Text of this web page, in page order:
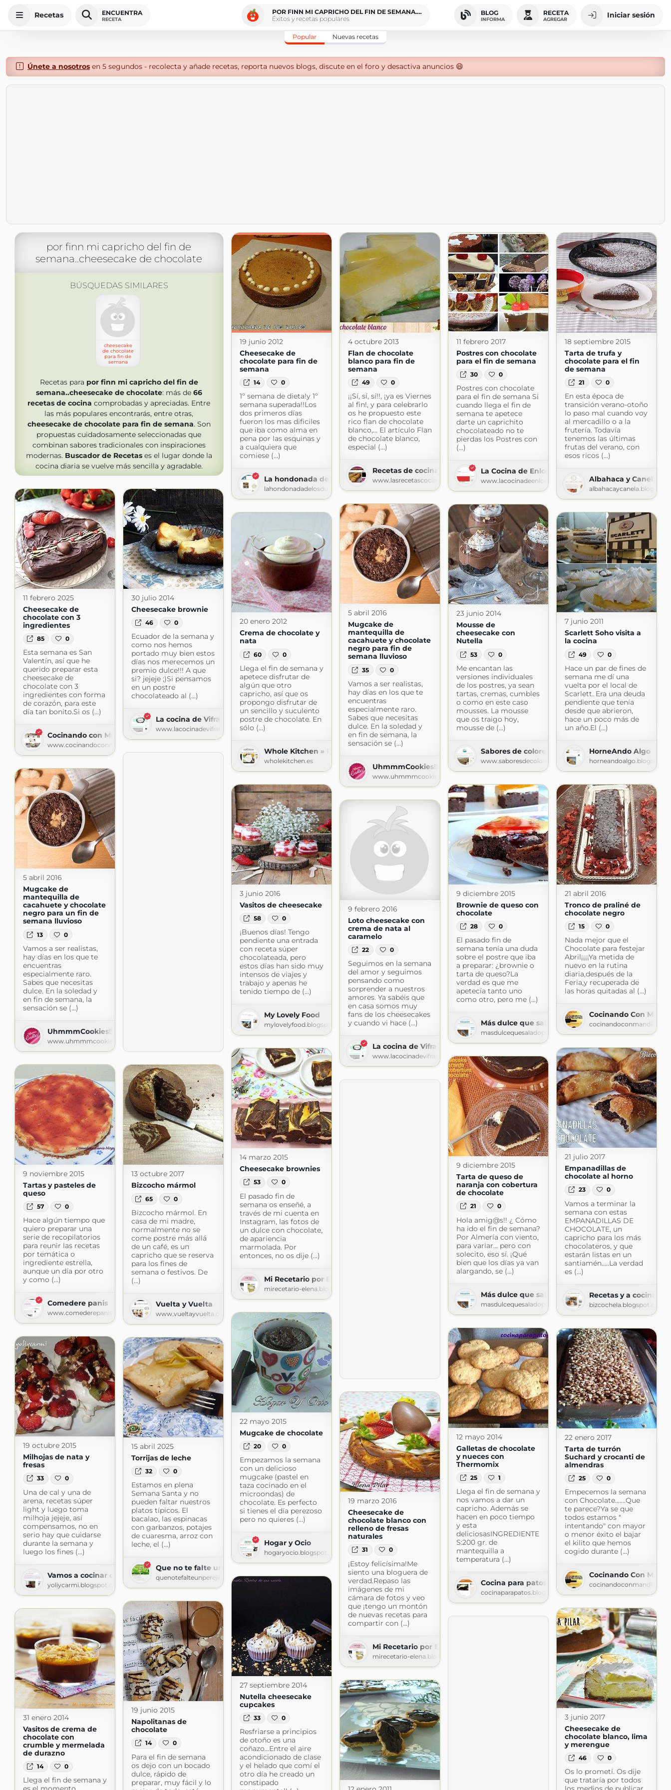
Recetas ENCUENTRA
RECETA
POR FINN MI CAPRICHO DEL FIN DE SEMANA..CHEESECAKE DE CHOCOLATE
Éxitos y recetas populares
BLOG
INFORMA
RECETA
AGREGAR Iniciar sesión
Popular Nuevas recetas
Únete a nosotrosen 5 segundos - recolecta y añade recetas, reporta nuevos blogs, discute en el foro y desactiva anuncios 😄
por finn mi capricho del fin de
semana..cheesecake de chocolate
BÚSQUEDAS SIMILARES
cheesecake
de chocolate
para fin de
semana
Recetas para por finn mi capricho del fin de
semana..cheesecake de chocolate: más de 66
recetas de cocina comprobadas y apreciadas. Entre
las más populares encontrarás, entre otras,
cheesecake de chocolate para fin de semana. Son
propuestas cuidadosamente seleccionadas que
combinan sabores tradicionales con inspiraciones
modernas. Buscador de Recetases el lugar donde la
cocina diaria se vuelve más sencilla y agradable.
19 junio 2012
Cheesecake de
chocolate para fin de
semana
14 0
1º semana de dieta!y 1º
semana superada!!Los
dos primeros días
fueron los mas dificiles
que iba como alma en
pena por las esquinas y
a cualquiera que
comiese (...)
La hondonada de los dulces
lahondonadadelosdulces.blogspot.com
4 octubre 2013
Flan de chocolate
blanco para fin de
semana
49 0
¡¡Sí, sí, sí!!, ¡ya es Viernes
al fin!, y para celebrarlo
os he propuesto este
rico flan de chocolate
blanco,... El artículo Flan
de chocolate blanco,
especial (...)
Recetas de cocina
www.lasrecetascocina.com
11 febrero 2017
Postres con chocolate
para el fin de semana
30 0
Postres con chocolate
para el fin de semana Si
cuando llega el fin de
semana te apetece
darte un caprichito
chocolateado no te
pierdas los Postres con
(...)
La Cocina de Enloqui
www.lacocinadeenloqui.com
18 septiembre 2015
Tarta de trufa y
chocolate para el fin
de semana
21 0
En esta época de
transición verano-otoño
lo paso mal cuando voy
al mercadillo o a la
frutería. Todavía
tenemos las últimas
frutas del verano, con
esos ricos (...)
Albahaca y Canela
11 febrero 2025
Cheesecake de
chocolate con 3
ingredientes
85 0
Esta semana es San
Valentín, así que he
querido preparar esta
cheesecake de
chocolate con 3
ingredientes con forma
de corazón, para este
día tan bonito.Si os (...)
Cocinando con Montse
www.cocinandoconmontse.com
30 julio 2014
Cheesecake brownie
46 0
Ecuador de la semana y
como nos hemos
portado muy bien estos
días nos merecemos un
premio dulce!!! A que
si? jejeje ;)Si pensamos
en un postre
chocolateado al (...)
La cocina de Vifran
www.lacocinadevifran.com
5 abril 2016
Mugcake de
mantequilla de
cacahuete y chocolate
negro para fin de
semana lluvioso
35 0
Vamos a ser realistas,
hay días en los que te
encuentras
especialmente raro.
Sabes que necesitas
dulce. En la soledad y
en fin de semana, la
sensación se (...)
UhmmmCookies!!
www.uhmmmcookies.com
23 junio 2014
Mousse de
cheesecake con
Nutella
53 0
Me encantan las
versiones individuales
de los postres, ya sean
tartas, cremas, cumbles
o como en este caso
mousses. La mousse
que os traigo hoy,
mousse de (...)
Sabores de colores
www.saboresdecolores.com
20 enero 2012
Crema de chocolate y
nata
60 0
Llega el fin de semana y
apetece disfrutar de
algún que otro
capricho, así que os
propongo disfrutar de
un sencillo y suculento
postre de chocolate. En
sólo (...)
Whole Kitchen » RECETAS | Whole Kitchen
wholekitchen.es
7 junio 2011
Scarlett Soho visita a
la cocina
49 0
Hace un par de fines de
semana me dí una
vuelta por el local de
Scarlett. Era una deuda
pendiente que tenía
desde que abrieron,
hace un poco más de
un año.El (...)
HorneAndo Algo
5 abril 2016
Mugcake de
mantequilla de
cacahuete y chocolate
negro para un fin de
semana lluvioso
13 0
Vamos a ser realistas,
hay días en los que te
encuentras
especialmente raro.
Sabes que necesitas
dulce. En la soledad y
en fin de semana, la
sensación se (...)
UhmmmCookies!!
www.uhmmmcookies.com
3 junio 2016
Vasitos de cheesecake
58 0
¡Buenos días! Tengo
pendiente una entrada
con receta súper
chocolateada, pero
estos días han sido muy
intensos de viajes y
trabajo y apenas he
tenido tiempo de (...)
My Lovely Food
mylovelyfood.blogspot.com
9 diciembre 2015
Brownie de queso con
chocolate
28 0
El pasado fin de
semana tenía una duda
sobre el postre que iba
a preparar: ¿brownie o
tarta de queso?La
verdad es que me
apetecía tanto uno
como otro, pero me (...)
Más dulce que salado
masdulcequesaladopuntocom.blogspot.com
21 abril 2016
Tronco de praliné de
chocolate negro
15 0
Nada mejor que el
Chocolate para festejar
Abril¡¡¡¡Ya metida de
nuevo en la rutina
diaria,después de la
Feria,y recuperada de
las horas quitadas al (...)
Cocinando Con
9 febrero 2016
Loto cheesecake con
crema de nata al
caramelo
22 0
Seguimos en la semana
del amor y seguimos
pensando como
sorprender a nuestros
amores. Ya sabéis que
en casa somos muy
fans de los cheesecakes
y cuando vi hace (...)
La cocina de Vifran
www.lacocinadevifran.com
21 julio 2017
Empanadillas de
chocolate al horno
23 0
Vamos a terminar la
semana con estas
EMPANADILLAS DE
CHOCOLATE, un
capricho para los más
chocolateros, y que
estarán listas en un
santiamén.....La verdad
es (...)
Recetas y a cocinar
bizcochela.blogspot.com
14 marzo 2015
Cheesecake brownies
53 0
El pasado fin de
semana os enseñé, a
través de mi cuenta en
Instagram, las fotos de
un dulce con chocolate,
de apariencia
marmolada. Por
entonces, no os dije (...)
Mi Recetario por Elena Pilar
mirecetario-elena.blogspot.com
9 diciembre 2015
Tarta de queso de
naranja con cobertura
de chocolate
21 0
Hola amig@s!! ¿ Cómo
ha ido el fin de semana?
Por Almería con viento,
para variar... pero con
solecito, eso sí. ¡Qué
bien que los días ya van
alargando, se (...)
Más dulce que salado
masdulcequesaladopuntocom.blogspot.com
9 noviembre 2015
Tartas y pasteles de
queso
57 0
Hace algún tiempo que
quiero preparar una
serie de recopilatorios
para reunir las recetas
por temática o
ingrediente estrella,
aunque un día por otro
y como (...)
Comedere panis
www.comederepanis.com
13 octubre 2017
Bizcocho mármol
65 0
Bizcocho mármol. En
casa de mi madre,
normalmente no se
come postre más allá
de un café, es un
capricho que se reserva
para los fines de
semana o festivos. De
(...)
Vuelta y Vuelta
www.vueltayvuelta.org
22 mayo 2015
Mugcake de chocolate
20 0
Empezamos la semana
con un delicioso
mugcake (pastel en
taza cocinado en el
microondas) de
chocolate. Es perfecto
si tienes el día perezoso
pero no quieres (...)
Hogar y Ocio
hogaryocio.blogspot.com
12 mayo 2014
Galletas de chocolate
y nueces con
Thermomix
25 1
Llega el fin de semana y
nos vamos a dar un
capricho. Además se
hacen en poco tiempo
y esta
deliciosasINGREDIENTE
S:200 gr. de
mantequilla a
temperatura (...)
Cocina para patos
cocinaparapatos.blogspot.com
22 enero 2017
Tarta de turrón
Suchard y crocanti de
almendras
25 0
Empecemos la semana
con Chocolate.......Que
te parece?Ya se que
todos estamos "
intentando" con mayor
o menor éxito el bajar
el kilito que hemos
cogido durante (...)
Cocinando Con
19 octubre 2015
Milhojas de nata y
fresas
33 0
Una de cal y una de
arena, recetas súper
light y luego toma
milhoja jejeje, así
compensamos, no en
serio hay que cuidarse
durante la semana y
luego los fines (...)
Vamos a cocinar con Yoli e Inés
yoliycarmi.blogspot.com
15 abril 2025
Torrijas de leche
32 0
Estamos en plena
Semana Santa y no
pueden faltar nuestros
platos típicos. El
bacalao, las espinacas
con garbanzos, potajes
de cuaresma, arroz con
leche, el (...)
Que no te falte un perejil
quenotefalteunperejil.blogspot.com
19 marzo 2016
Cheesecake de
chocolate blanco con
relleno de fresas
naturales
31 0
¡Estoy felicísima!Me
siento una bloguera de
verdad.Repaso las
imágenes de mi
cámara de fotos y veo
que ¡tengo un montón
de nuevas recetas para
compartir con (...)
Mi Recetario por Elena Pilar
mirecetario-elena.blogspot.com
27 septiembre 2014
Nutella cheesecake
cupcakes
33 0
Resfriarse a principios
de otoño es una
coñazo...Entre el aire
acondicionado de clase
y el helado que comí el
otro día he creado un
constipado
19 junio 2015
Napolitanas de
chocolate
14 0
Para el fin de semana
os dejo con un bocado
dulce, rápido de
preparar, muy fácil y lo
3 junio 2017
Cheesecake de
chocolate blanco, lima
y merengue
46 0
Os lo prometí. Os dije
que trataría por todos
31 enero 2014
Vasitos de crema de
chocolate con
crumble y mermelada
de durazno
14 0
Llega el fin de semana y